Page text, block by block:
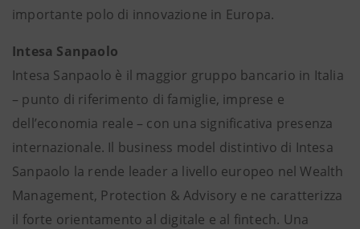
importante polo di innovazione in Europa.
Intesa Sanpaolo
Intesa Sanpaolo è il maggior gruppo bancario in Italia
– punto di riferimento di famiglie, imprese e
dell’economia reale – con una significativa presenza
internazionale. Il business model distintivo di Intesa
Sanpaolo la rende leader a livello europeo nel Wealth
Management, Protection & Advisory e ne caratterizza
il forte orientamento al digitale e al fintech. Una